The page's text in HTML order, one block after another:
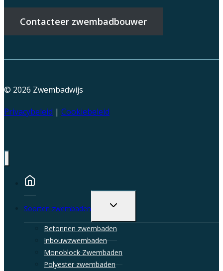
Contacteer zwembadbouwer
© 2026 Zwembadwijs
Privacybeleid | Cookiebeleid
Soorten zwembaden
Toggle
menu
Betonnen zwembaden
Inbouwzwembaden
Monoblock Zwembaden
Polyester zwembaden